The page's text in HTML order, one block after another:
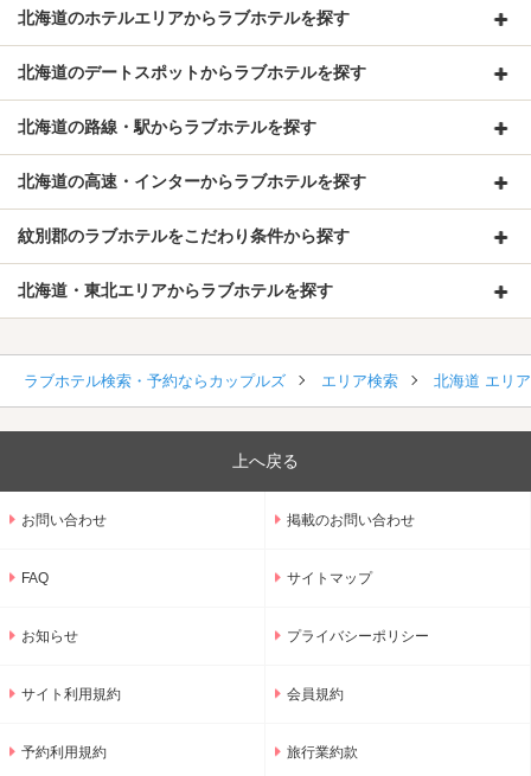
北海道のホテルエリアからラブホテルを探す
北海道のデートスポットからラブホテルを探す
北海道の路線・駅からラブホテルを探す
北海道の高速・インターからラブホテルを探す
紋別郡のラブホテルをこだわり条件から探す
北海道・東北エリアからラブホテルを探す
ラブホテル検索・予約ならカップルズ エリア検索 北海道 エリ
上へ戻る
お問い合わせ 掲載のお問い合わせ
FAQ サイトマップ
お知らせ プライバシーポリシー
サイト利用規約 会員規約
予約利用規約 旅行業約款